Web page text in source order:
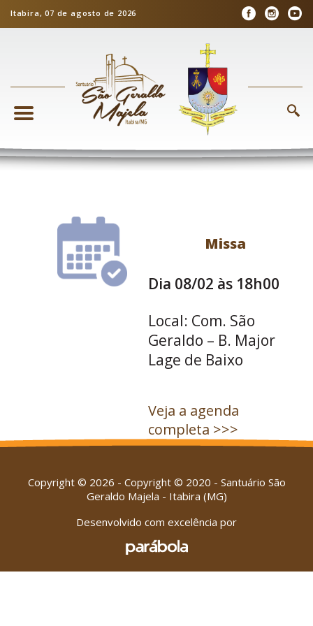
Itabira, 07 de agosto de 2026
Missa
Dia 08/02 às 18h00
Local: Com. São
Geraldo – B. Major
Lage de Baixo
Veja a agenda
completa >>>
Copyright © 2026 - Copyright © 2020 - Santuário São
Geraldo Majela - Itabira (MG)
Desenvolvido com excelência por